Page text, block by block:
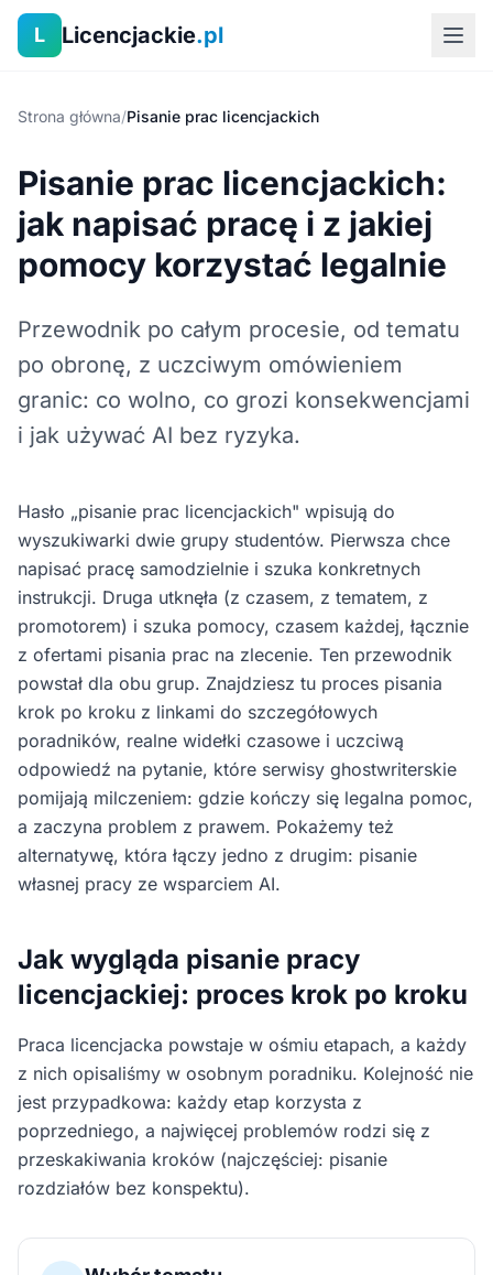
L Licencjackie.pl
Strona główna/Pisanie prac licencjackich
Pisanie prac licencjackich:
jak napisać pracę i z jakiej
pomocy korzystać legalnie
Przewodnik po całym procesie, od tematu
po obronę, z uczciwym omówieniem
granic: co wolno, co grozi konsekwencjami
i jak używać AI bez ryzyka.
Hasło „pisanie prac licencjackich" wpisują do
wyszukiwarki dwie grupy studentów. Pierwsza chce
napisać pracę samodzielnie i szuka konkretnych
instrukcji. Druga utknęła (z czasem, z tematem, z
promotorem) i szuka pomocy, czasem każdej, łącznie
z ofertami pisania prac na zlecenie. Ten przewodnik
powstał dla obu grup. Znajdziesz tu proces pisania
krok po kroku z linkami do szczegółowych
poradników, realne widełki czasowe i uczciwą
odpowiedź na pytanie, które serwisy ghostwriterskie
pomijają milczeniem: gdzie kończy się legalna pomoc,
a zaczyna problem z prawem. Pokażemy też
alternatywę, która łączy jedno z drugim: pisanie
własnej pracy ze wsparciem AI.
Jak wygląda pisanie pracy
licencjackiej: proces krok po kroku
Praca licencjacka powstaje w ośmiu etapach, a każdy
z nich opisaliśmy w osobnym poradniku. Kolejność nie
jest przypadkowa: każdy etap korzysta z
poprzedniego, a najwięcej problemów rodzi się z
przeskakiwania kroków (najczęściej: pisanie
rozdziałów bez konspektu).